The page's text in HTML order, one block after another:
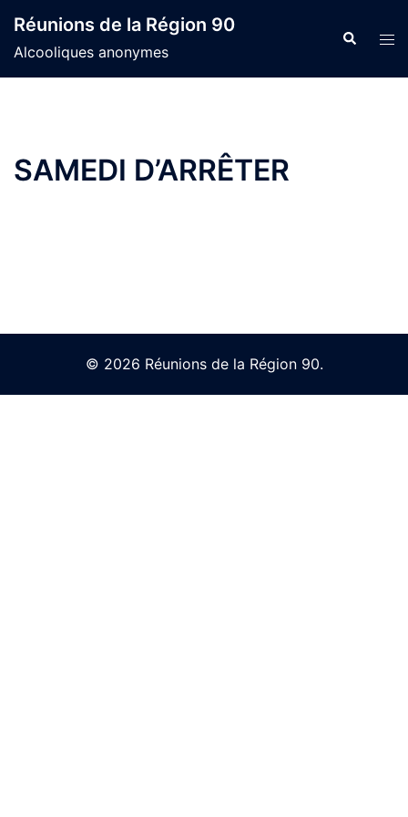
content
Réunions de la Région 90
Alcooliques anonymes
Search
SAMEDI D’ARRÊTER
© 2026 Réunions de la Région 90.